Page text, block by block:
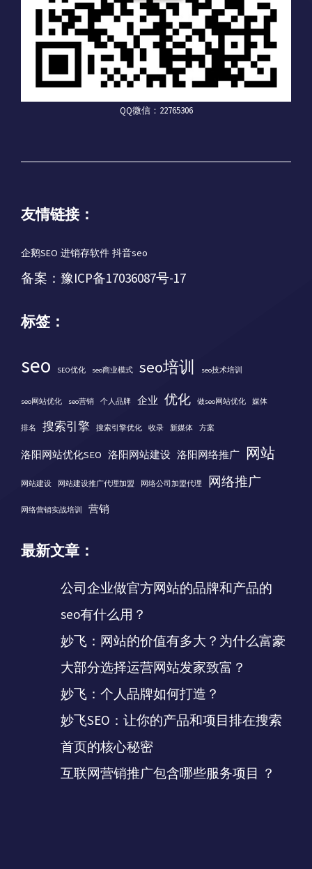
QQ微信：22765306
友情链接：
企鹅SEO 进销存软件 抖音seo
备案： 豫ICP备17036087号-17
标签：
seo SEO优化 seo商业模式 seo培训 seo技术培训
seo网站优化 seo营销 个人品牌 企业 优化 做seo网站优化 媒体
排名 搜索引擎 搜索引擎优化 收录 新媒体 方案
洛阳网站优化SEO 洛阳网站建设 洛阳网络推广 网站
网站建设 网站建设推广代理加盟 网络公司加盟代理 网络推广
网络营销实战培训 营销
最新文章：
公司企业做官方网站的品牌和产品的
seo有什么用？
妙飞：网站的价值有多大？为什么富豪
大部分选择运营网站发家致富？
妙飞：个人品牌如何打造？
妙飞SEO：让你的产品和项目排在搜索
首页的核心秘密
互联网营销推广包含哪些服务项目 ？